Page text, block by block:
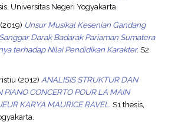
Universitas Negeri Yogyakarta.
(2019) Unsur Musikal Kesenian Gandang
Darak Badarak Pariaman Sumatera
terhadap Nilai Pendidikan Karakter. S2
(2012) ANALISIS STRUKTUR DAN
PIANO CONCERTO POUR LA MAIN
KARYA MAURICE RAVEL. S1 thesis,